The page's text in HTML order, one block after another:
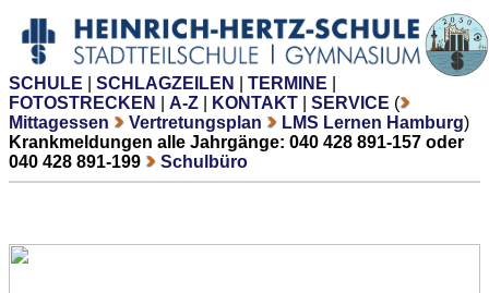
SCHULE SCHLAGZEILEN TERMINE
FOTOSTRECKEN
A-Z KONTAKT SERVICE (
Mittagessen
Vertretungsplan LMS Lernen Hamburg)
Krankmeldungen alle Jahrgänge: 040 428 891-157 oder
040 428 891-199
Schulbüro